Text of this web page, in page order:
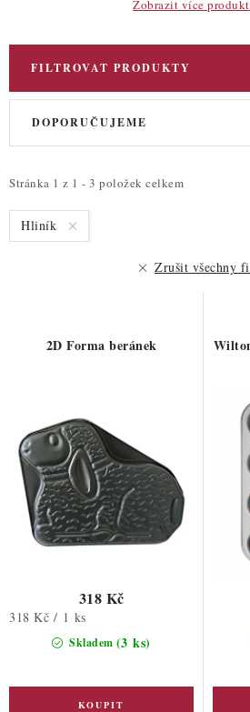
Zobrazit více
FILTROVAT PRODUKTY
V
i
s
p
Stránka 1 z 1 - 3 položek celkem
Ř
e
n
í
ů
DOPORUČUJEME
Hliník
Zrušit všechny
2D Forma beránek
Skladem (3 ks)
318 Kč
Měrná
318 Kč / 1 ks